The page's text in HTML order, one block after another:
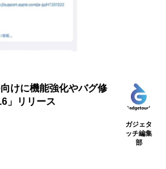
けに機能強化やバグ修
」リリース
ガジェタ
ッチ編集
部